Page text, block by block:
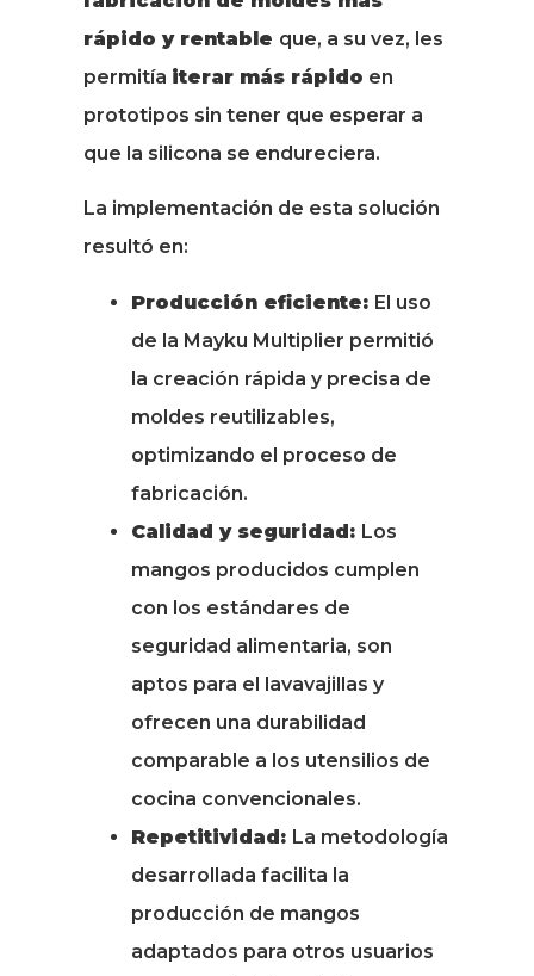
rápido y rentable que, a su vez, les
permitía iterar más rápido en
prototipos sin tener que esperar a
que la silicona se endureciera.
La implementación de esta solución
resultó en:
Producción eficiente: El uso
de la Mayku Multiplier permitió
la creación rápida y precisa de
moldes reutilizables,
optimizando el proceso de
fabricación.
Calidad y seguridad: Los
mangos producidos cumplen
con los estándares de
seguridad alimentaria, son
aptos para el lavavajillas y
ofrecen una durabilidad
comparable a los utensilios de
cocina convencionales.
Repetitividad: La metodología
desarrollada facilita la
producción de mangos
adaptados para otros usuarios